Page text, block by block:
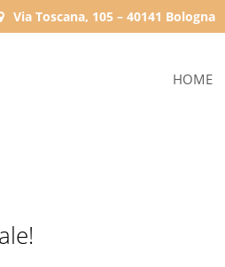
Via Toscana, 105 – 40141 Bologna
HOME